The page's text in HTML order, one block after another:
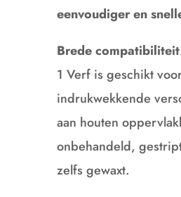
eenvoudiger en
Brede compatibiliteit
1 Verf is geschikt
indrukwekkende
aan houten
onbehandeld,
zelfs gewaxt.